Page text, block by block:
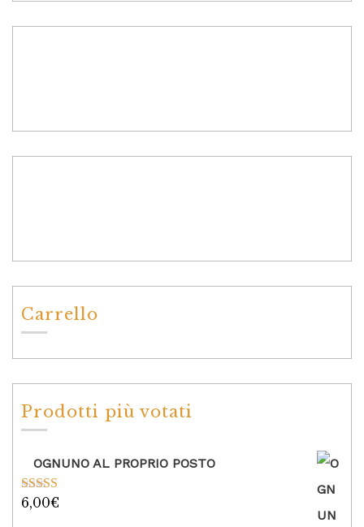
Carrello
Prodotti più votati
OGNUNO AL PROPRIO POSTO
Valutato
6,00€